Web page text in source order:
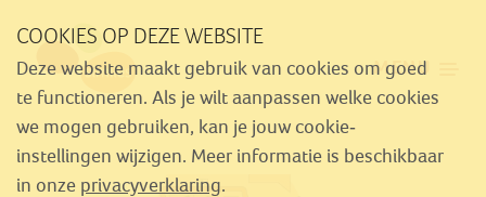
links
over
Spring
naar
navigatie
MENU
Aanbod
Nieuws
Activiteiten
COOKIES OP DEZE WEBSITE
Deze website maakt gebruik van cookies om goed
te functioneren. Als je wilt aanpassen welke cookies
we mogen gebruiken, kan je jouw cookie-
instellingen wijzigen. Meer informatie is beschikbaar
in onze privacyverklaring.